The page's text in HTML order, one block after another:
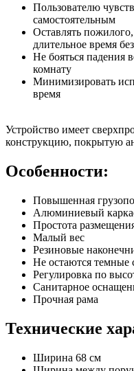
Пользователю
самостоятельным
Оставлять
длительное время
Не бояться падения
комнату
Минимизировать
время
Устройство имеет
конструкцию, покрытую
Особенности:
Повышенная
Алюминиевый
Простота
Малый вес
Резиновые
Не остаются темные
Регулировка по
Санитарное
Прочная рама
Технические
Ширина 68 см